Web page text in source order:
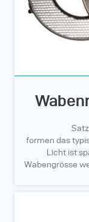
formen das
Licht ist
Wabengrösse